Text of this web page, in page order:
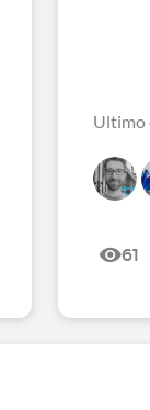
Ultimo
61